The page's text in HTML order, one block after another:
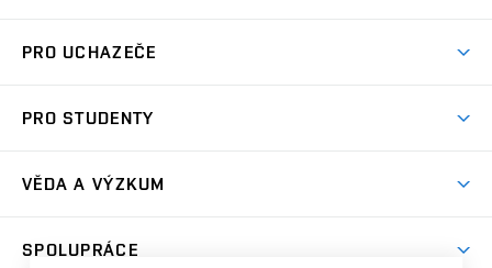
Koleje
Sport na VUT
PRO UCHAZEČE
Dny otevřených dveří
Celoživotní vzdělávání
PRO STUDENTY
Harmonogram akademického roku
Zpracování osobních údajů studentů
Sociální bezpečí
VĚDA A VÝZKUM
SPOLUPRÁCE